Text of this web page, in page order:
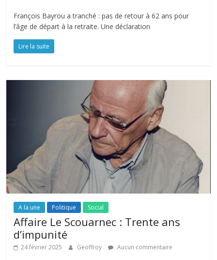
François Bayrou a tranché : pas de retour à 62 ans pour
l’âge de départ à la retraite. Une déclaration
Lire la suite
A la une Politique Social
Affaire Le Scouarnec : Trente ans
d’impunité
24 février 2025 Geoffroy Aucun commentaire